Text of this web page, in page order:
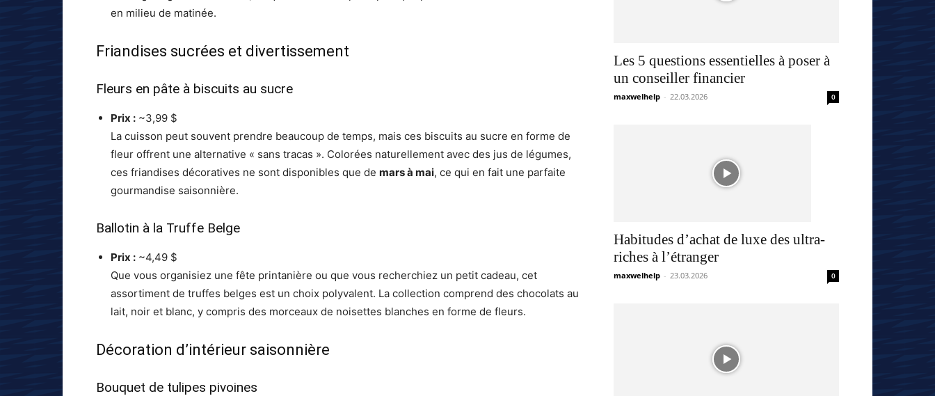
en milieu de matinée.
Friandises sucrées et divertissement
Fleurs en pâte à biscuits au sucre
Prix : ~3,99 $
La cuisson peut souvent prendre beaucoup de temps, mais ces biscuits au sucre en forme de
fleur offrent une alternative « sans tracas ». Colorées naturellement avec des jus de légumes,
ces friandises décoratives ne sont disponibles que de mars à mai, ce qui en fait une parfaite
gourmandise saisonnière.
Ballotin à la Truffe Belge
Prix : ~4,49 $
Que vous organisiez une fête printanière ou que vous recherchiez un petit cadeau, cet
assortiment de truffes belges est un choix polyvalent. La collection comprend des chocolats au
lait, noir et blanc, y compris des morceaux de noisettes blanches en forme de fleurs.
Décoration d’intérieur saisonnière
Bouquet de tulipes pivoines
Les 5 questions essentielles à poser à
un conseiller financier
maxwelhelp - 22.03.2026 0
Habitudes d’achat de luxe des ultra-
riches à l’étranger
maxwelhelp - 23.03.2026 0